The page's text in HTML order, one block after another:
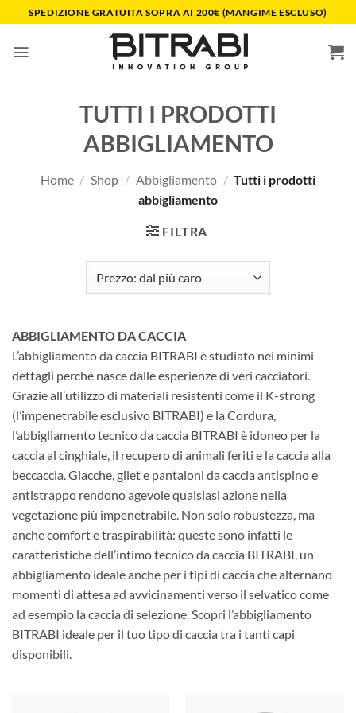
ai
contenuti
SPEDIZIONE GRATUITA SOPRA AI 200€ (MANGIME ESCLUSO)
TUTTI I PRODOTTI
ABBIGLIAMENTO
Home / Shop / Abbigliamento / Tutti i prodotti
abbigliamento
FILTRA
ABBIGLIAMENTO DA CACCIA
L’abbigliamento da caccia BITRABI è studiato nei minimi
dettagli perché nasce dalle esperienze di veri cacciatori.
Grazie all’utilizzo di materiali resistenti come il K-strong
(l’impenetrabile esclusivo BITRABI) e la Cordura,
l’abbigliamento tecnico da caccia BITRABI è idoneo per la
caccia al cinghiale, il recupero di animali feriti e la caccia alla
beccaccia. Giacche, gilet e pantaloni da caccia antispino e
antistrappo rendono agevole qualsiasi azione nella
vegetazione più impenetrabile. Non solo robustezza, ma
anche comfort e traspirabilità: queste sono infatti le
caratteristiche dell’intimo tecnico da caccia BITRABI, un
abbigliamento ideale anche per i tipi di caccia che alternano
momenti di attesa ad avvicinamenti verso il selvatico come
ad esempio la caccia di selezione. Scopri l’abbigliamento
BITRABI ideale per il tuo tipo di caccia tra i tanti capi
disponibili.